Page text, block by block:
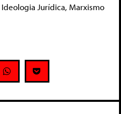
Ideologia Jurídica, Marxismo